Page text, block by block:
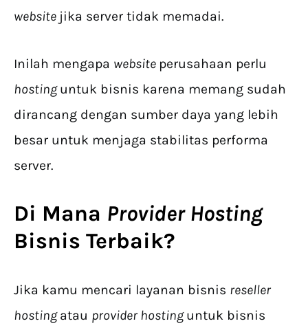
website jika server tidak memadai.
Inilah mengapa website perusahaan perlu
hostinguntuk bisnis karena memang sudah
dirancang dengan sumber daya yang lebih
besar untuk menjaga stabilitas performa
server.
Di Mana Provider Hosting
Bisnis Terbaik?
Jika kamu mencari layanan bisnis reseller
hostingatau provider hostinguntuk bisnis